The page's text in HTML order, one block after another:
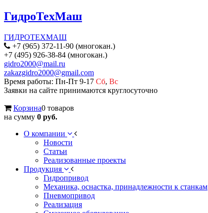
ГидроТехМаш
ГИДРОТЕХМАШ
+7 (965) 372-11-90 (многокан.)
+7 (495) 926-38-84 (многокан.)
gidro2000@mail.ru
zakazgidro2000@gmail.com
Время работы: Пн-Пт 9-17 Сб, Вс
Заявки на сайте принимаются круглосуточно
Корзина0 товаров
на сумму 0 руб.
О компании
Новости
Статьи
Реализованные проекты
Продукция
Гидропривод
Механика, оснастка, принадлежности к станкам
Пневмопривод
Реализация